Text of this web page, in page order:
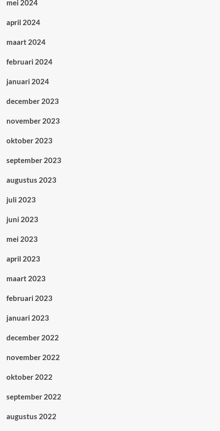
mei 2024
april 2024
maart 2024
februari 2024
januari 2024
december 2023
november 2023
oktober 2023
september 2023
augustus 2023
juli 2023
juni 2023
mei 2023
april 2023
maart 2023
februari 2023
januari 2023
december 2022
november 2022
oktober 2022
september 2022
augustus 2022